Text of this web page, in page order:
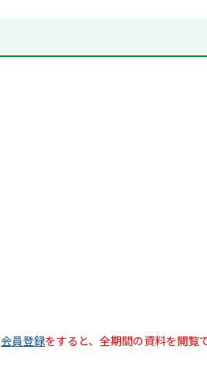
会員登録をすると、全期間の資料を閲覧